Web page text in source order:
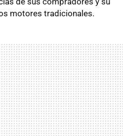
motores tradicionales.